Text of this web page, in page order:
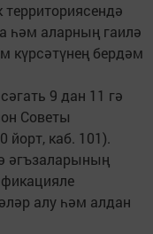
һәм аларның гаилә
күрсәтүнең бердәм
9 дан 11 гә
Советы
йорт, каб. 101).
әгъзаларының
алу һәм алдан